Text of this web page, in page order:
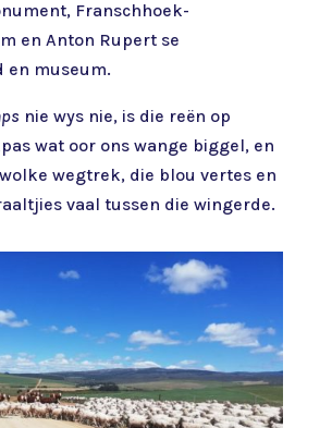
Franschhoek-
en Anton Rupert se
en museum.
nie wys nie, is die reën op
wat oor ons wange biggel, en
wegtrek, die blou vertes en
vaal tussen die wingerde.